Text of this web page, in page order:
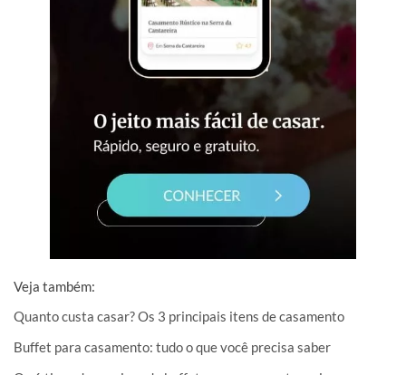
Veja também:
Quanto custa casar? Os 3 principais itens de casamento
Buffet para casamento: tudo o que você precisa saber